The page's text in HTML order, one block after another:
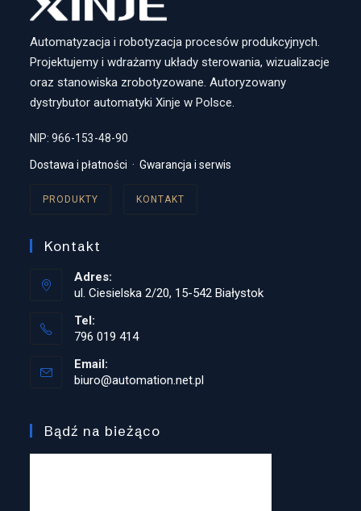
Automatyzacja i robotyzacja procesów produkcyjnych.
Projektujemy i wdrażamy układy sterowania, wizualizacje
oraz stanowiska zrobotyzowane. Autoryzowany
dystrybutor automatyki Xinje w Polsce.
NIP: 966-153-48-90
Dostawa i płatności ·Gwarancja i serwis
PRODUKTY KONTAKT
Kontakt
Adres:
ul. Ciesielska 2/20, 15-542 Białystok
Tel:
796 019 414
in
Email:
biuro@automation.net.pl
Bądź na bieżąco